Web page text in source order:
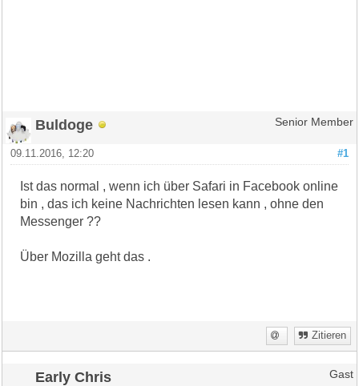
Buldoge Senior Member
#1
09.11.2016, 12:20
Ist das normal , wenn ich über Safari in Facebook online
bin , das ich keine Nachrichten lesen kann , ohne den
Messenger ??
Über Mozilla geht das .
Zitieren
Early Chris Gast